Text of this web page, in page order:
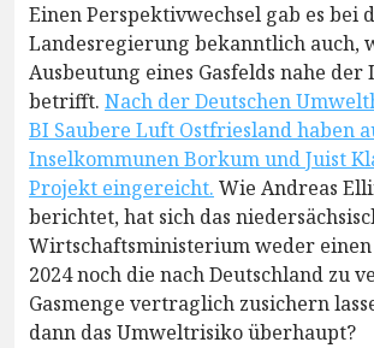
Einen Perspektivwechsel gab es bei
Landesregierung bekanntlich auch,
Ausbeutung eines Gasfelds nahe
betrifft. Nach der Deutschen
BI Saubere Luft Ostfriesland haben
Inselkommunen Borkum und Juist
Projekt eingereicht. Wie Andreas
berichtet, hat sich das
Wirtschaftsministerium weder
2024 noch die nach Deutschland zu
Gasmenge vertraglich zusichern
dann das Umweltrisiko überhaupt?